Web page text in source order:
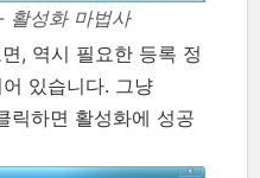
활성화 마법사
, 역시 필요한 등록 정
있습니다. 그냥
릭하면 활성화에 성공